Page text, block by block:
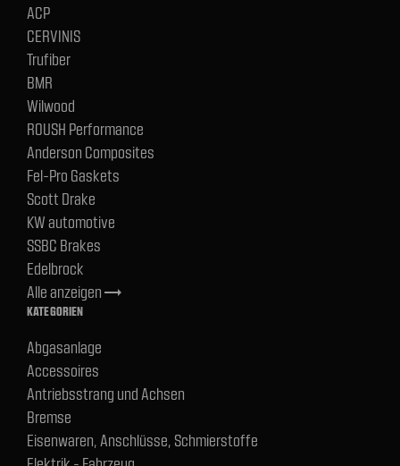
ACP
CERVINIS
Trufiber
BMR
Wilwood
ROUSH Performance
Anderson Composites
Fel-Pro Gaskets
Scott Drake
KW automotive
SSBC Brakes
Edelbrock
Alle anzeigentrending_flat
KATEGORIEN
Abgasanlage
Accessoires
Antriebsstrang und Achsen
Bremse
Eisenwaren, Anschlüsse, Schmierstoffe